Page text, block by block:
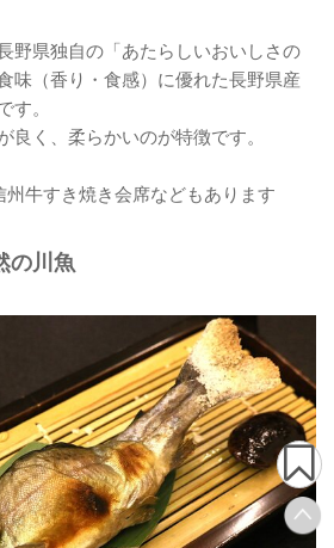
野県独自の「あたらしいおいしさの
味（香り・食感）に優れた長野県産
す。
良く、柔らかいのが特徴です。
牛すき焼き会席などもあります
の川魚